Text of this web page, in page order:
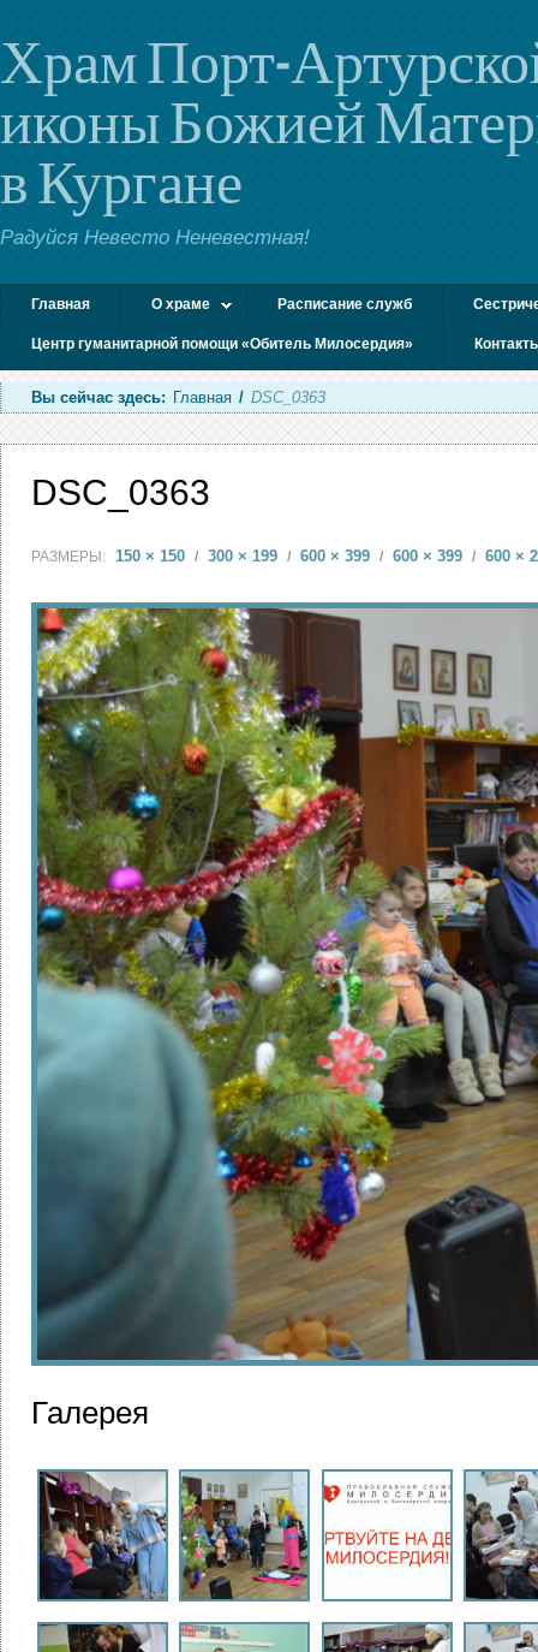
Храм Порт-
иконы Божией
в Кургане
Радуйся Невесто Неневестная!
Главная О храме Расписание служб
Центр гуманитарной помощи «Обитель Милосердия»
Вы сейчас здесь: Главная / DSC_0363
DSC_0363
РАЗМЕРЫ: 150 × 150 / 300 × 199 / 600 × 399 / 600 × 399 / 600 ×
Галерея